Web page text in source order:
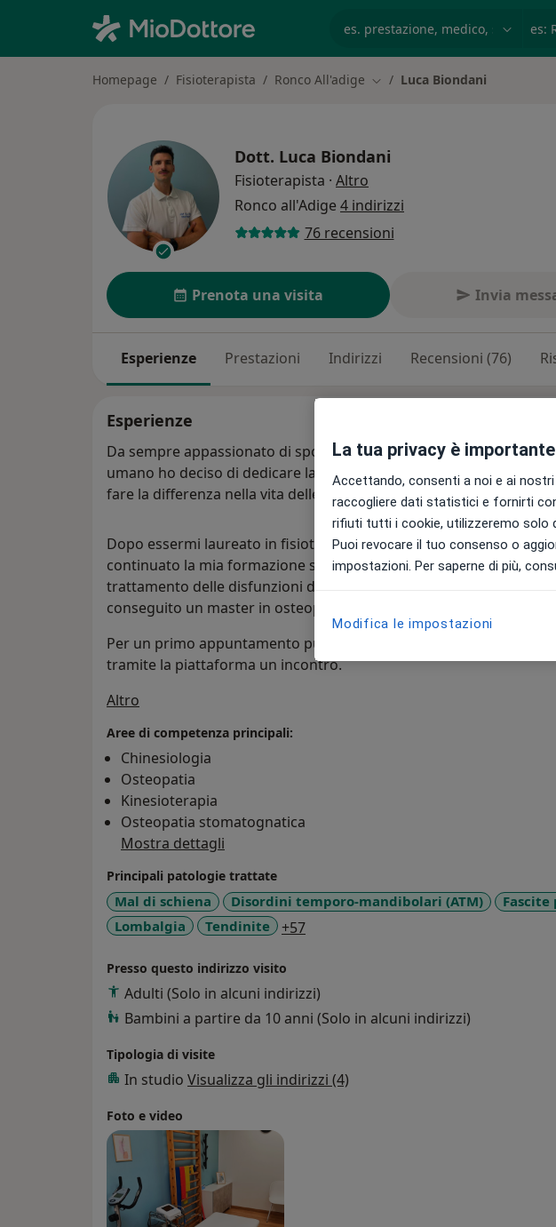
Homepage Fisioterapista Ronco All'adige Cambia città
Luca Biondani
Dott. Luca Biondani
Fisioterapista · Altro
Ronco all'Adige 4 indirizzi
76 recensioni
Prenota una visita Invia
Esperienze Prestazioni Indirizzi Recensioni (76)
Esperienze
Da sempre appassionato di sport e affascinato dal funzionamento
umano ho deciso di dedicare la mia carriera allafisioterapiae all'
fare la differenza nella vita delle persone.
Dopo essermi laureato in fisioterapia all'Università degli studi di
continuato la mia formazione specializzandomi inmanipolazione
trattamento delle disfunzioni dell'
conseguito un master in osteopatia.
Per un primo appuntamento puoi mandarmi un messaggio
tramite la piattaforma un incontro.
Altro
Aree di competenza principali:
Chinesiologia
Osteopatia
Kinesioterapia
Osteopatia stomatognatica
Mostra dettagli
Principali patologie trattate
Mal di schiena Disordini temporo-mandibolari (ATM)
Lombalgia
Tendinite +57a11y_sr_more_diseases
Presso questo indirizzo visito
Adulti (Solo in alcuni indirizzi)
Bambini a partire da 10 anni (Solo in alcuni indirizzi)
Tipologia di visite
In studio Visualizza gli indirizzi (4)
Foto e video
La tua privacy è importante
Accettando, consenti a noi e ai
raccogliere dati statistici e fornirti
rifiuti tutti i cookie, utilizzeremo solo
Puoi revocare il tuo consenso o
impostazioni. Per saperne di più,
Modifica le impostazioni